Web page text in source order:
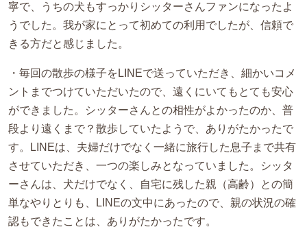
寧で、うちの犬もすっかりシッターさんファンになったよ
うでした。我が家にとって初めての利用でしたが、信頼で
きる方だと感じました。
・毎回の散歩の様子をLINEで送っていただき、細かいコメ
ントまでつけていただいたので、遠くにいてもとても安心
ができました。シッターさんとの相性がよかったのか、普
段より遠くまで？散歩していたようで、ありがたかったで
す。LINEは、夫婦だけでなく一緒に旅行した息子まで共有
させていただき、一つの楽しみとなっていました。シッタ
ーさんは、犬だけでなく、自宅に残した親（高齢）との簡
単なやりとりも、LINEの文中にあったので、親の状況の確
認もできたことは、ありがたかったです。